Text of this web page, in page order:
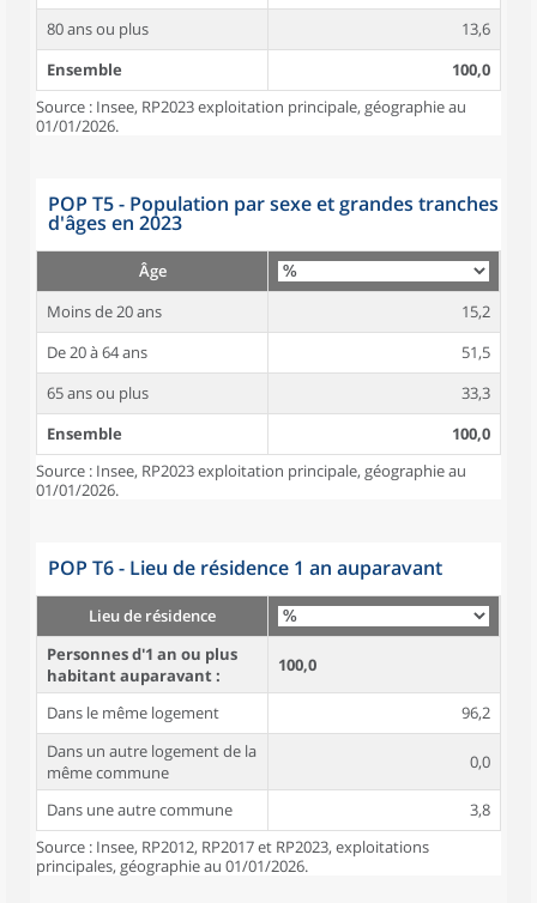
80 ans ou plus
13,6
Ensemble
100,0
Source : Insee, RP2023 exploitation principale, géographie au
01/01/2026.
POP T5 - Population par sexe et grandes tranches
d'âges en 2023
Âge
Moins de 20 ans
15,2
De 20 à 64 ans
51,5
65 ans ou plus
33,3
Ensemble
100,0
Source : Insee, RP2023 exploitation principale, géographie au
01/01/2026.
POP T6 - Lieu de résidence 1 an auparavant
Lieu de résidence
Personnes d'1 an ou plus
habitant auparavant :
100,0
Dans le même logement
96,2
Dans un autre logement de la
même commune
0,0
Dans une autre commune
3,8
Source : Insee, RP2012, RP2017 et RP2023, exploitations
principales, géographie au 01/01/2026.